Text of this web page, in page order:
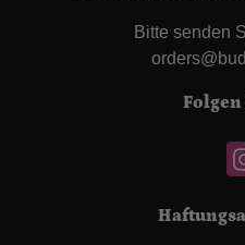
Bitte senden
Folgen